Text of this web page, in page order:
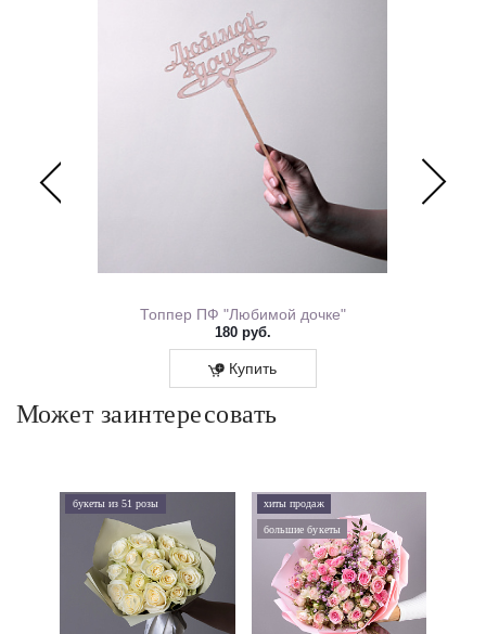
Топпер ПФ "Любимой дочке"
180 руб.
Купить
Может заинтересовать
букеты из 51 розы хиты продаж
большие букеты